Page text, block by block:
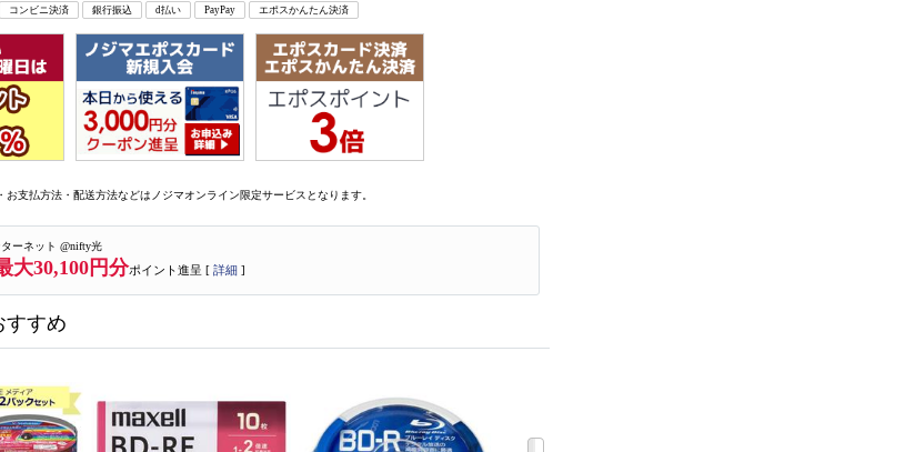
コンビニ決済 銀行振込 d払い PayPay エポスかんたん決済
お支払方法・配送方法などはノジマオンライン限定サービスとなります。
ーネット @nifty光
大30,100円分ポイント進呈 [ 詳細 ]
すすめ